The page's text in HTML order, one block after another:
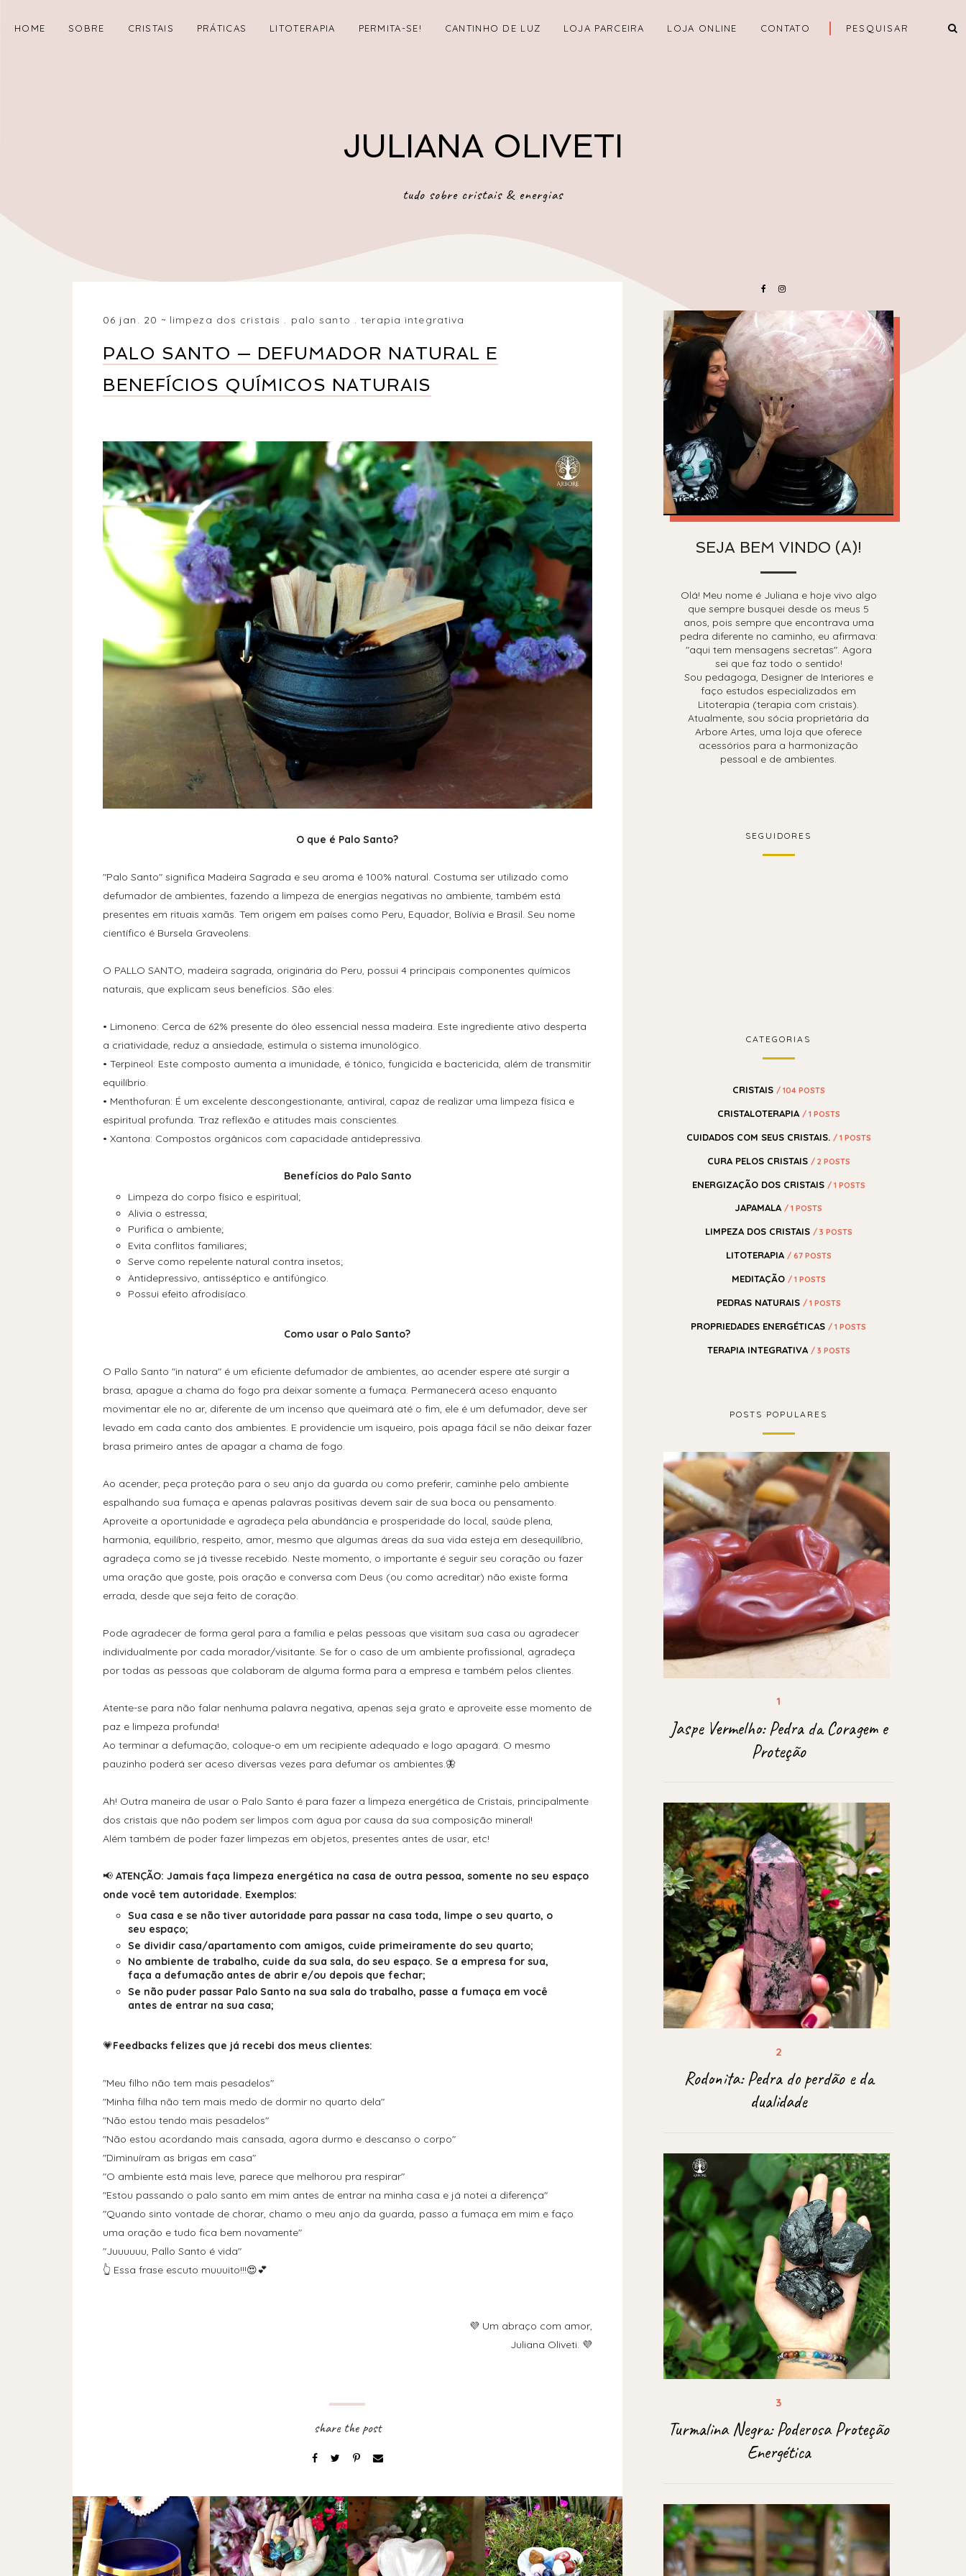
HOME SOBRE CRISTAIS PRÁTICAS LITOTERAPIA PERMITA-SE! CANTINHO DE LUZ LOJA PARCEIRA LOJA ONLINE CONTATO
JULIANA OLIVETI
tudo sobre cristais & energias
06 jan. 20 limpeza dos cristais . palo santo .terapia integrativa
PALO SANTO — DEFUMADOR NATURAL E
BENEFÍCIOS QUÍMICOS NATURAIS
O que é Palo Santo?
"Palo Santo" significa Madeira Sagrada e seu aroma é 100% natural. Costuma ser utilizado como
defumador de ambientes, fazendo a limpeza de energias negativas no ambiente, também está
presentes em rituais xamãs. Tem origem em países como Peru, Equador, Bolívia e Brasil. Seu nome
científico é Bursela Graveolens.
O PALLO SANTO, madeira sagrada, originária do Peru, possui 4 principais componentes químicos
naturais, que explicam seus benefícios. São eles:
• Limoneno: Cerca de 62% presente do óleo essencial nessa madeira. Este ingrediente ativo desperta
a criatividade, reduz a ansiedade, estimula o sistema imunológico.
• Terpineol: Este composto aumenta a imunidade, é tônico, fungicida e bactericida, além de transmitir
equilíbrio.
• Menthofuran: É um excelente descongestionante, antiviral, capaz de realizar uma limpeza física e
espiritual profunda. Traz reflexão e atitudes mais conscientes.
• Xantona: Compostos orgânicos com capacidade antidepressiva.
Benefícios do Palo Santo
Limpeza do corpo físico e espiritual;
Alivia o estressa;
Purifica o ambiente;
Evita conflitos familiares;
Serve como repelente natural contra insetos;
Antidepressivo, antisséptico e antifúngico.
Possui efeito afrodisíaco.
Como usar o Palo Santo?
O Pallo Santo "in natura" é um eficiente defumador de ambientes, ao acender espere até surgir a
brasa, apague a chama do fogo pra deixar somente a fumaça. Permanecerá aceso enquanto
movimentar ele no ar, diferente de um incenso que queimará até o fim, ele é um defumador, deve ser
levado em cada canto dos ambientes. E providencie um isqueiro, pois apaga fácil se não deixar fazer
brasa primeiro antes de apagar a chama de fogo.
Ao acender, peça proteção para o seu anjo da guarda ou como preferir, caminhe pelo ambiente
espalhando sua fumaça e apenas palavras positivas devem sair de sua boca ou pensamento.
Aproveite a oportunidade e agradeça pela abundância e prosperidade do local, saúde plena,
harmonia, equilíbrio, respeito, amor, mesmo que algumas áreas da sua vida esteja em desequilíbrio,
agradeça como se já tivesse recebido. Neste momento, o importante é seguir seu coração ou fazer
uma oração que goste, pois oração e conversa com Deus (ou como acreditar) não existe forma
errada, desde que seja feito de coração.
Pode agradecer de forma geral para a família e pelas pessoas que visitam sua casa ou agradecer
individualmente por cada morador/visitante. Se for o caso de um ambiente profissional, agradeça
por todas as pessoas que colaboram de alguma forma para a empresa e também pelos clientes.
Atente-se para não falar nenhuma palavra negativa, apenas seja grato e aproveite esse momento de
paz e limpeza profunda!
Ao terminar a defumação, coloque-o em um recipiente adequado e logo apagará. O mesmo
pauzinho poderá ser aceso diversas vezes para defumar os ambientes.🦋
Ah! Outra maneira de usar o Palo Santo é para fazer a limpeza energética de Cristais, principalmente
dos cristais que não podem ser limpos com água por causa da sua composição mineral!
Além também de poder fazer limpezas em objetos, presentes antes de usar, etc!
📢 ATENÇÃO: Jamais faça limpeza energética na casa de outra pessoa, somente no seu espaço
onde você tem autoridade. Exemplos:
Sua casa e se não tiver autoridade para passar na casa toda, limpe o seu quarto, o
seu espaço;
Se dividir casa/apartamento com amigos, cuide primeiramente do seu quarto;
No ambiente de trabalho, cuide da sua sala, do seu espaço. Se a empresa for sua,
faça a defumação antes de abrir e/ou depois que fechar;
Se não puder passar Palo Santo na sua sala do trabalho, passe a fumaça em você
antes de entrar na sua casa;
💗Feedbacks felizes que já recebi dos meus clientes:
"Meu filho não tem mais pesadelos"
"Minha filha não tem mais medo de dormir no quarto dela"
"Não estou tendo mais pesadelos"
"Não estou acordando mais cansada, agora durmo e descanso o corpo"
"Diminuíram as brigas em casa"
"O ambiente está mais leve, parece que melhorou pra respirar"
"Estou passando o palo santo em mim antes de entrar na minha casa e já notei a diferença"
"Quando sinto vontade de chorar, chamo o meu anjo da guarda, passo a fumaça em mim e faço
uma oração e tudo fica bem novamente"
"Juuuuuu, Pallo Santo é vida"
👆 Essa frase escuto muuuito!!!😍💕
💜 Um abraço com amor,
Juliana Oliveti. 💜
SEJA BEM VINDO (A)!
Olá! Meu nome é Juliana e hoje vivo algo
que sempre busquei desde os meus 5
anos, pois sempre que encontrava uma
pedra diferente no caminho, eu afirmava:
"aqui tem mensagens secretas". Agora
sei que faz todo o sentido!
Sou pedagoga, Designer de Interiores e
faço estudos especializados em
Litoterapia (terapia com cristais).
Atualmente, sou sócia proprietária da
Arbore Artes, uma loja que oferece
acessórios para a harmonização
pessoal e de ambientes.
SEGUIDORES
CATEGORIAS
CRISTAIS / 104 POSTS
CRISTALOTERAPIA / 1 POSTS
CUIDADOS COM SEUS CRISTAIS. / 1 POSTS
CURA PELOS CRISTAIS / 2 POSTS
ENERGIZAÇÃO DOS CRISTAIS / 1 POSTS
JAPAMALA/ 1 POSTS
LIMPEZA DOS CRISTAIS / 3 POSTS
LITOTERAPIA / 67 POSTS
MEDITAÇÃO / 1 POSTS
PEDRAS NATURAIS / 1 POSTS
PROPRIEDADES ENERGÉTICAS / 1 POSTS
TERAPIA INTEGRATIVA / 3 POSTS
POSTS POPULARES
Jaspe Vermelho: Pedra da Coragem e
Proteção
Rodonita: Pedra do perdão e da
dualidade
Turmalina Negra: Poderosa Proteção
Energética